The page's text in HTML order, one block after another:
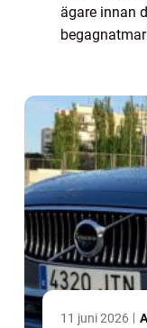
ägare innan
11 juni 2026